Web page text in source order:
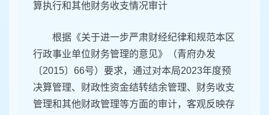
算执行和其他财务收支情况审计
根据《关于进一步严肃财经纪律和规范本区
行政事业单位财务管理的意见》（青府办发
〔2015〕66号）要求，通过对本局2023年度预
决算管理、财政性资金结转结余管理、财务收支
管理和其他财政管理等方面的审计，客观反映存